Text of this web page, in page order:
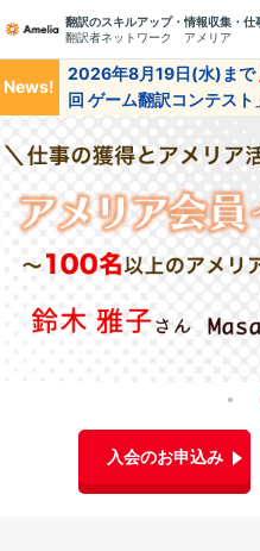
翻訳のスキルアップ・情報収集・仕
翻訳者ネットワーク アメリア
News!
2026年8月19日(水)まで
回 ゲーム翻訳コンテスト
入会のお申込み